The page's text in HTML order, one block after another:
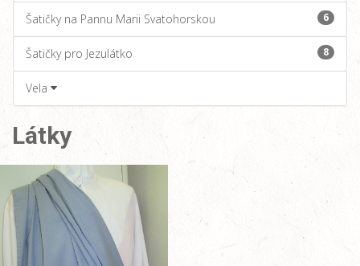
Šatičky na Pannu Marii Svatohorskou 6
Šatičky pro Jezulátko 8
Vela
Látky
větší obrázek
větší obrázek